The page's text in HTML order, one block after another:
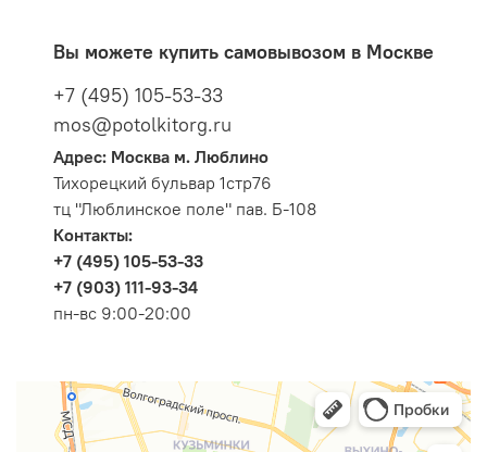
Вы можете купить самовывозом в Москве
+7 (495) 105-53-33
mos@potolkitorg.ru
Адрес: Москва м. Люблино
Тихорецкий бульвар 1стр76
тц "Люблинское поле" пав. Б-108
Контакты:
+7 (495) 105-53-33
+7 (903) 111-93-34
пн-вс 9:00-20:00